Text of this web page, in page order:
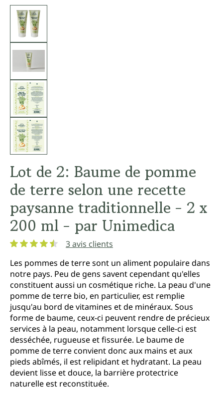
Lot de 2: Baume de pomme
de terre selon une recette
paysanne traditionnelle - 2 x
200 ml - par Unimedica
3 avis clients
Les pommes de terre sont un aliment populaire dans
notre pays. Peu de gens savent cependant qu'elles
constituent aussi un cosmétique riche. La peau d'une
pomme de terre bio, en particulier, est remplie
jusqu'au bord de vitamines et de minéraux. Sous
forme de baume, ceux-ci peuvent rendre de précieux
services à la peau, notamment lorsque celle-ci est
desséchée, rugueuse et fissurée. Le baume de
pomme de terre convient donc aux mains et aux
pieds abîmés, il est relipidant et hydratant. La peau
devient lisse et douce, la barrière protectrice
naturelle est reconstituée.